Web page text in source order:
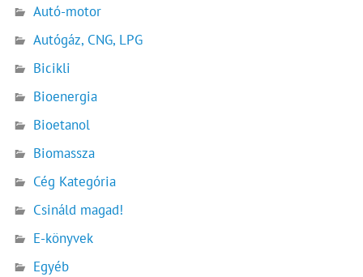
Autó-motor
Autógáz, CNG, LPG
Bicikli
Bioenergia
Bioetanol
Biomassza
Cég Kategória
Csináld magad!
E-könyvek
Egyéb